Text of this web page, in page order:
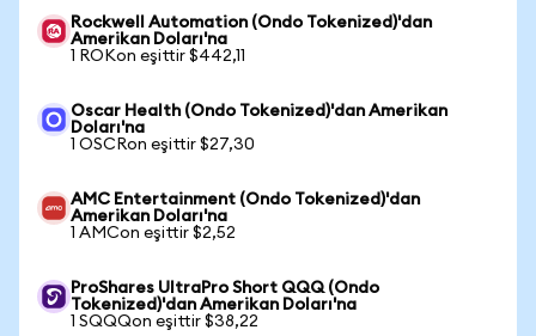
Rockwell Automation (Ondo Tokenized)'dan
Amerikan Doları'na
1 ROKon eşittir $442,11
Oscar Health (Ondo Tokenized)'dan Amerikan
Doları'na
1 OSCRon eşittir $27,30
AMC Entertainment (Ondo Tokenized)'dan
Amerikan Doları'na
1 AMCon eşittir $2,52
ProShares UltraPro Short QQQ (Ondo
Tokenized)'dan Amerikan Doları'na
1 SQQQon eşittir $38,22